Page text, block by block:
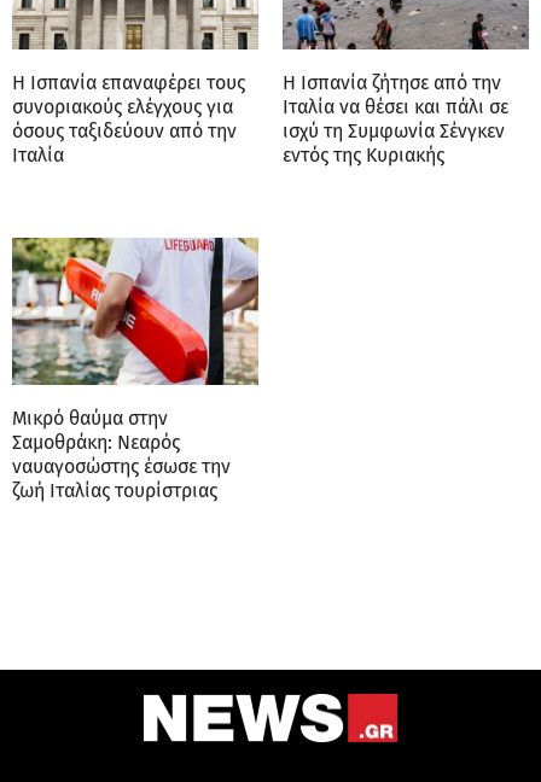
H Ισπανία επαναφέρει τους
συνοριακούς ελέγχους για
όσους ταξιδεύουν από την
Ιταλία
H Ισπανία ζήτησε από την
Ιταλία να θέσει και πάλι σε
ισχύ τη Συμφωνία Σένγκεν
εντός της Κυριακής
Μικρό θαύμα στην
Σαμοθράκη: Νεαρός
ναυαγοσώστης έσωσε την
ζωή Ιταλίας τουρίστριας